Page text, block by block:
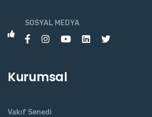
SOSYAL MEDYA
Kurumsal
Vakıf Senedi